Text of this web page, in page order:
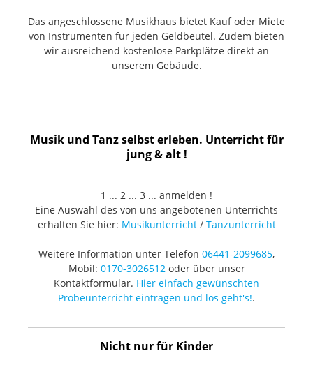
Das angeschlossene Musikhaus bietet Kauf oder Miete
von Instrumenten für jeden Geldbeutel. Zudem bieten
wir ausreichend kostenlose Parkplätze direkt an
unserem Gebäude.
Musik und Tanz selbst erleben. Unterricht für
jung & alt !
1 ... 2 ... 3 ... anmelden !
Eine Auswahl des von uns angebotenen Unterrichts
erhalten Sie hier: Musikunterricht/ Tanzunterricht
Weitere Information unter Telefon 06441-2099685,
Mobil: 0170-3026512oder über unser
Kontaktformular. Hier einfach gewünschten
Probeunterricht eintragen und los geht's!.
Nicht nur für Kinder